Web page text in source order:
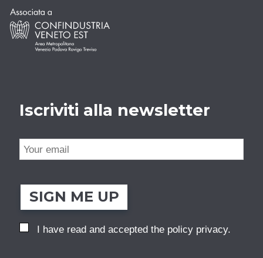
Iscriviti alla newsletter
SIGN ME UP
I have read and accepted the policy privacy.